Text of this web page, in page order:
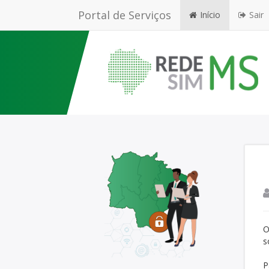
Portal de Serviços Início Sair